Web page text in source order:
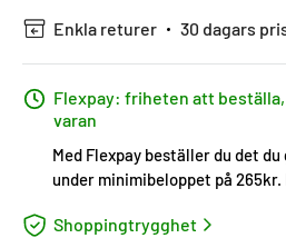
Enkla returer 30 dagars
Flexpay: friheten att
varan
Med Flexpay beställer du det du
under minimibeloppet på 265kr.
Shoppingtrygghet